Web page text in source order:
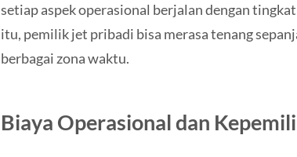
setiap aspek operasional berjalan dengan
itu, pemilik jet pribadi bisa merasa tenang
berbagai zona waktu.
Biaya Operasional dan